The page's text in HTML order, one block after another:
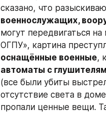
сказано, что
военнослужащих,
могут передвигаться
ОГПУ», картина
оснащённые военные,
автоматы с
(все были убиты
отсутствие света в
пропали ценные вещи.